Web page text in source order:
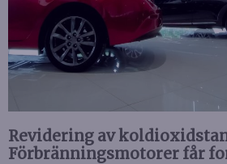
Revidering av
Förbränningsmotorer får